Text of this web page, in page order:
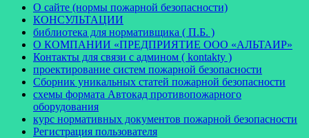
О сайте (нормы пожарной безопасности)
КОНСУЛЬТАЦИИ
библиотека для нормативщика ( П.Б. )
О КОМПАНИИ «ПРЕДПРИЯТИЕ ООО «АЛЬТАИР»
Контакты для связи с админом ( kontakty )
проектирование систем пожарной безопасности
Сборник уникальных статей пожарной безопасности
схемы формата Автокад противопожарного
оборудования
курс нормативных документов пожарной безопасности
Регистрация пользователя